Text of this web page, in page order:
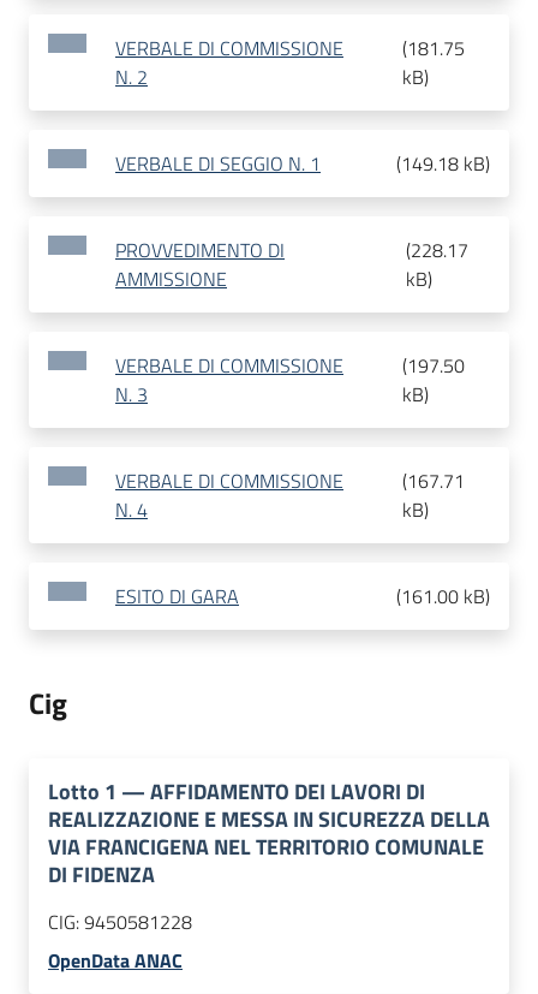
VERBALE DI COMMISSIONE
N. 2
(181.75
kB)
VERBALE DI SEGGIO N. 1 (149.18 kB)
PROVVEDIMENTO DI
AMMISSIONE
(228.17
kB)
VERBALE DI COMMISSIONE
N. 3
(197.50
kB)
VERBALE DI COMMISSIONE
N. 4
(167.71
kB)
ESITO DI GARA (161.00 kB)
Cig
Lotto 1 —AFFIDAMENTO DEI LAVORI DI
REALIZZAZIONE E MESSA IN SICUREZZA DELLA
VIA FRANCIGENA NEL TERRITORIO COMUNALE
DI FIDENZA
CIG:9450581228
OpenData ANAC